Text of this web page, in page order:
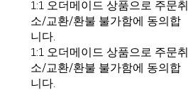
1:1 오더메이드 상품으로 주문취
소/교환/환불 불가함에 동의합
니다.
1:1 오더메이드 상품으로 주문취
소/교환/환불 불가함에 동의합
니다.